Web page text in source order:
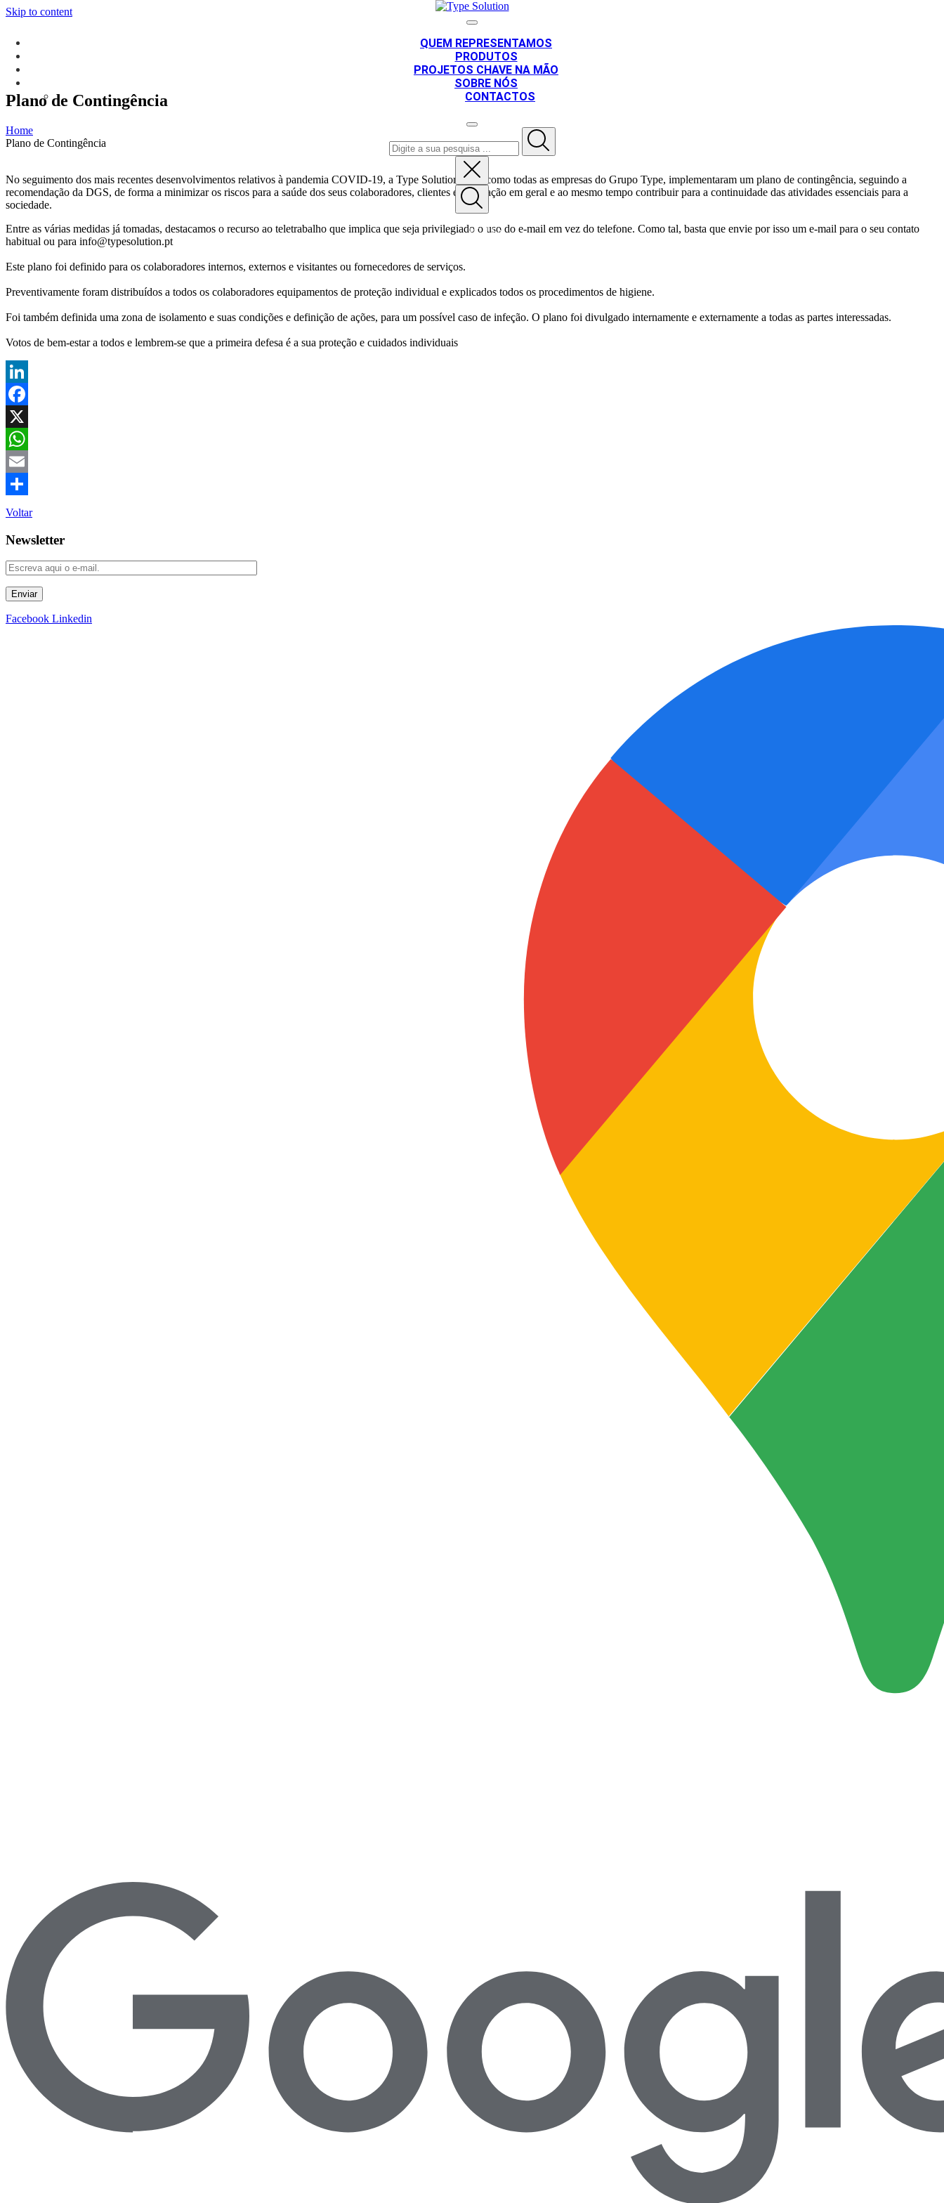
Skip to content
QUEM REPRESENTAMOS
PRODUTOS
PROJETOS CHAVE NA MÃO
SOBRE NÓS
CONTACTOS
PT EN
Plano de Contingência
Home
Plano de Contingência
No seguimento dos mais recentes desenvolvimentos relativos à pandemia COVID-19, a Type Solution, bem como todas as empresas do Grupo Type, implementaram um plano de contingência, seguindo a
recomendação da DGS, de forma a minimizar os riscos para a saúde dos seus colaboradores, clientes e população em geral e ao mesmo tempo contribuir para a continuidade das atividades essenciais para a
sociedade.
Entre as várias medidas já tomadas, destacamos o recurso ao teletrabalho que implica que seja privilegiado o uso do e-mail em vez do telefone. Como tal, basta que envie por isso um e-mail para o seu contato
habitual ou para info@typesolution.pt
Este plano foi definido para os colaboradores internos, externos e visitantes ou fornecedores de serviços.
Preventivamente foram distribuídos a todos os colaboradores equipamentos de proteção individual e explicados todos os procedimentos de higiene.
Foi também definida uma zona de isolamento e suas condições e definição de ações, para um possível caso de infeção. O plano foi divulgado internamente e externamente a todas as partes interessadas.
Votos de bem-estar a todos e lembrem-se que a primeira defesa é a sua proteção e cuidados individuais
LinkedIn
Facebook
X
WhatsApp
Email
Share
Voltar
Newsletter
Enviar
Facebook Linkedin